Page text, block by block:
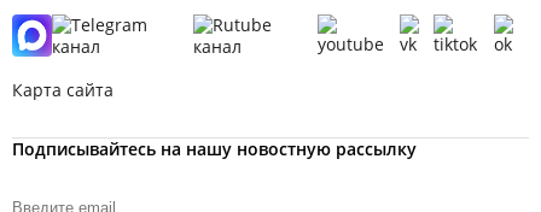
Карта сайта
Подписывайтесь на нашу новостную рассылку